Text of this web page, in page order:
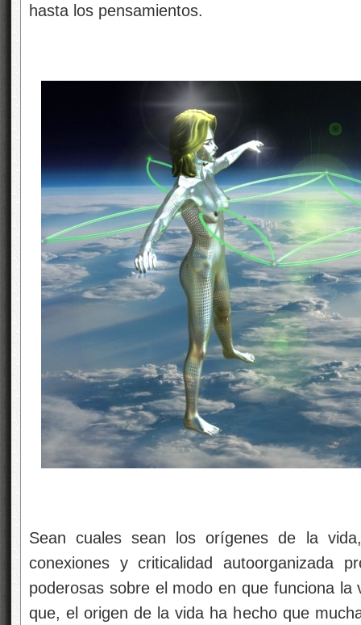
hasta los pensamientos.
Sean cuales sean los orígenes de la
conexiones y criticalidad autoorganizada
poderosas sobre el modo en que funciona
que, el origen de la vida ha hecho que